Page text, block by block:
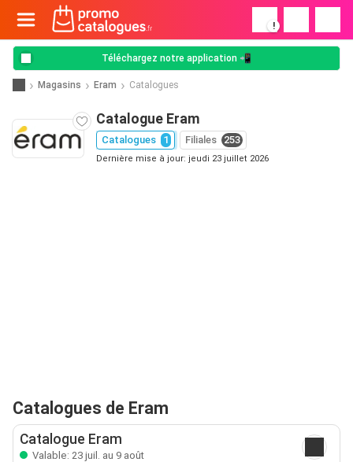
!
Téléchargez notre application 📲
Magasins Eram Catalogues
Catalogue Eram
Catalogues 1 Filiales 253
Dernière mise à jour: jeudi 23 juillet 2026
Catalogues de Eram
Catalogue Eram
Valable: 23 juil. au 9 août